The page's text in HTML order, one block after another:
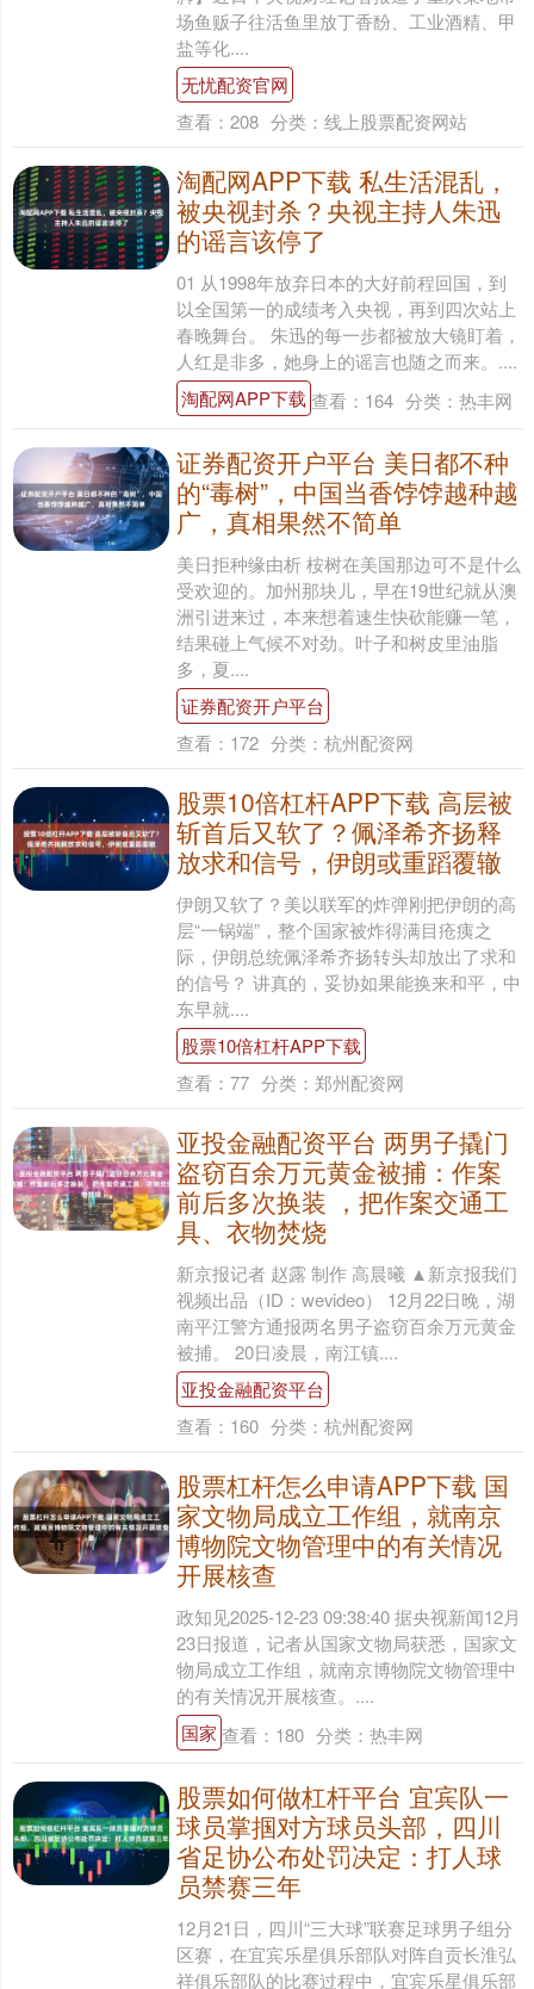
场鱼贩子往活鱼里放丁香馚、工业酒精、甲
盐等化....
无忧配资官网
查看： 208 分类： 线上股票配资网站
淘配网APP下载 私生活混乱，
被央视封杀？央视主持人朱迅
的谣言该停了
01 从1998年放弃日本的大好前程回国，到
以全国第一的成绩考入央视，再到四次站上
春晚舞台。 朱迅的每一步都被放大镜盯着，
人红是非多，她身上的谣言也随之而来。....
淘配网APP下载 查看： 164 分类： 热丰网
证券配资开户平台 美日都不种
的“毒树”，中国当香饽饽越种越
广，真相果然不简单
美日拒种缘由析 桉树在美国那边可不是什么
受欢迎的。加州那块儿，早在19世纪就从澳
洲引进来过，本来想着速生快砍能赚一笔，
结果碰上气候不对劲。叶子和树皮里油脂
多，夏....
证券配资开户平台
查看： 172 分类： 杭州配资网
股票10倍杠杆APP下载 高层被
斩首后又软了？佩泽希齐扬释
放求和信号，伊朗或重蹈覆辙
伊朗又软了？美以联军的炸弹刚把伊朗的高
层“一锅端”，整个国家被炸得满目疮痍之
际，伊朗总统佩泽希齐扬转头却放出了求和
的信号？ 讲真的，妥协如果能换来和平，中
东早就....
股票10倍杠杆APP下载
查看： 77 分类： 郑州配资网
亚投金融配资平台 两男子撬门
盗窃百余万元黄金被捕：作案
前后多次换装 ，把作案交通工
具、衣物焚烧
新京报记者 赵露 制作 高晨曦 ▲新京报我们
视频出品（ID：wevideo） 12月22日晚，湖
南平江警方通报两名男子盗窃百余万元黄金
被捕。 20日凌晨，南江镇....
亚投金融配资平台
查看： 160 分类： 杭州配资网
股票杠杆怎么申请APP下载 国
家文物局成立工作组，就南京
博物院文物管理中的有关情况
开展核查
政知见2025-12-23 09:38:40 据央视新闻12月
23日报道，记者从国家文物局获悉，国家文
物局成立工作组，就南京博物院文物管理中
的有关情况开展核查。....
国家 查看： 180 分类： 热丰网
股票如何做杠杆平台 宜宾队一
球员掌掴对方球员头部，四川
省足协公布处罚决定：打人球
员禁赛三年
12月21日，四川“三大球”联赛足球男子组分
区赛，在宜宾乐星俱乐部队对阵自贡长淮弘
祥俱乐部队的比赛过程中，宜宾乐星俱乐部